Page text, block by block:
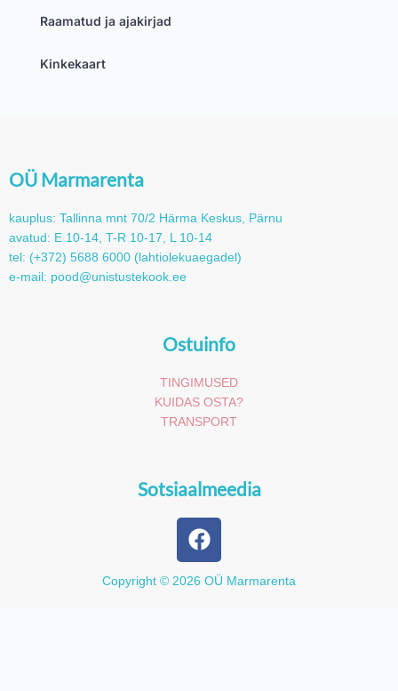
Raamatud ja ajakirjad
Kinkekaart
OÜ Marmarenta
kauplus: Tallinna mnt 70/2 Härma Keskus, Pärnu
avatud: E 10-14, T-R 10-17, L 10-14
tel: (+372) 5688 6000 (lahtiolekuaegadel)
e-mail: pood@unistustekook.ee
Ostuinfo
TINGIMUSED
KUIDAS OSTA?
TRANSPORT
Sotsiaalmeedia
F
a
c
e
Copyright © 2026 OÜ Marmarenta